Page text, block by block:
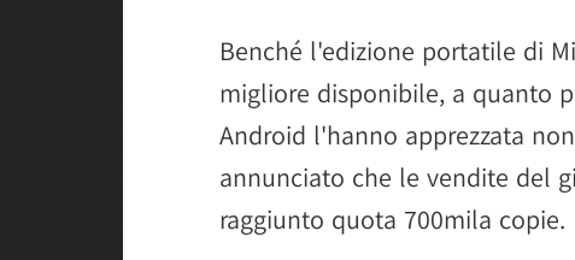
Benché l'edizione portatile di
migliore disponibile, a quanto
Android l'hanno apprezzata
annunciato che le vendite del
raggiunto quota 700mila copie.